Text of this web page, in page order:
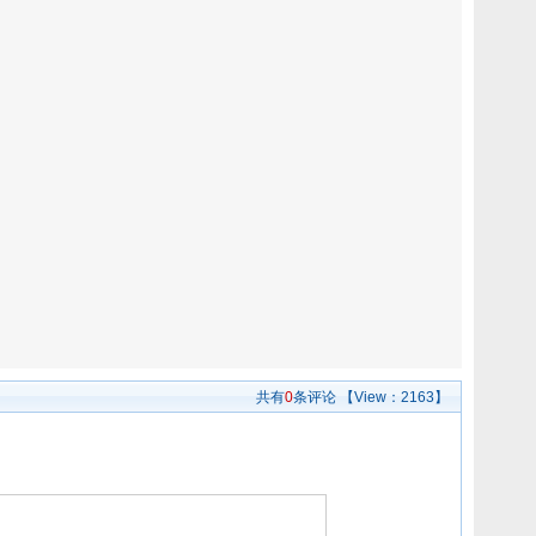
共有0条评论 【View： 2163】